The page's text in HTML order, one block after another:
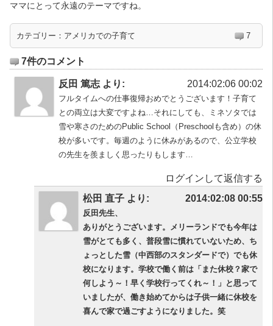
ママにとって永遠のテーマですね。
カテゴリー： アメリカでの子育て 7
7件のコメント
反田 篤志 より: 2014:02:06 00:02
フルタイムへの仕事復帰おめでとうございます！子育て
との両立は大変ですよね…それにしても、ミネソタでは
雪や寒さのためのPublic School（Preschoolも含め）の休
校が多いです。毎週のように休みがあるので、公立学校
の先生を羨ましく思ったりもします…
ログインして返信する
松田 直子 より:
2014:02:08 00:55
反田先生、
ありがとうございます。メリーランドでも今年は
雪がとても多く、普段雪に慣れていないため、ち
ょっとした雪（中西部のスタンダードで）でも休
校になります。学校で働く前は「また休校？家で
何しよう～！早く学校行ってくれ～！」と思って
いましたが、働き始めてからは子供一緒に休校を
喜んで家で過ごすようになりました。笑